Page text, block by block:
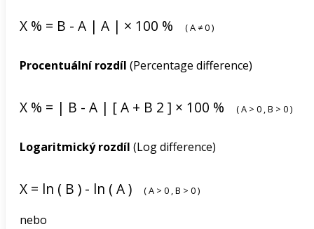
X % = B - A | A | × 100 % (A ≠0)
Procentuální rozdíl (Percentage difference)
X % = | B - A | [A + B 2 ] × 100 % (A > 0 ,B > 0)
Logaritmický rozdíl (Log difference)
X = ln ( B ) - ln ( A) (A > 0 ,B > 0)
nebo